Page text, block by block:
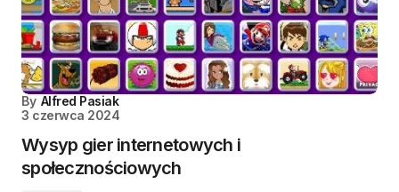
By Alfred Pasiak
3 czerwca 2024
Wysyp gier internetowych i
społecznościowych